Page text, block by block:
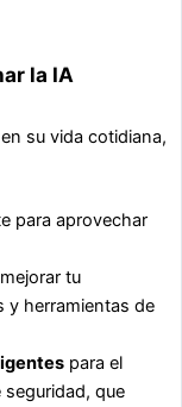
la IA
su vida cotidiana,
para aprovechar
tu
y herramientas de
para el
que